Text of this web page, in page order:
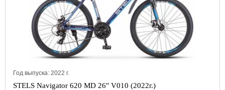
Год выпуска: 2022 г.
STELS Navigator 620 MD 26" V010 (2022г.)